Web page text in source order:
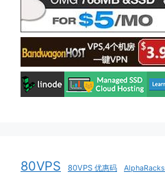
80VPS 80VPS 优惠码 AlphaRacks